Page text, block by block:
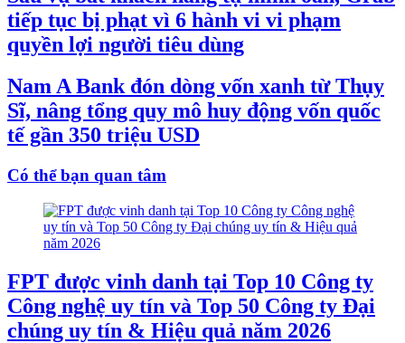
tiếp tục bị phạt vì 6 hành vi vi phạm
quyền lợi người tiêu dùng
Nam A Bank đón dòng vốn xanh từ Thụy
Sĩ, nâng tổng quy mô huy động vốn quốc
tế gần 350 triệu USD
Có thể bạn quan tâm
FPT được vinh danh tại Top 10 Công ty
Công nghệ uy tín và Top 50 Công ty Đại
chúng uy tín & Hiệu quả năm 2026